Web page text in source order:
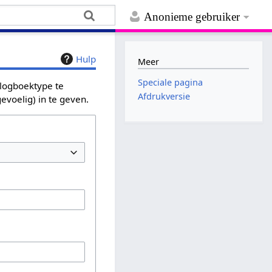
Anonieme gebruiker
Hulp
te
in te geven.
Meer
Speciale pagina
Afdrukversie